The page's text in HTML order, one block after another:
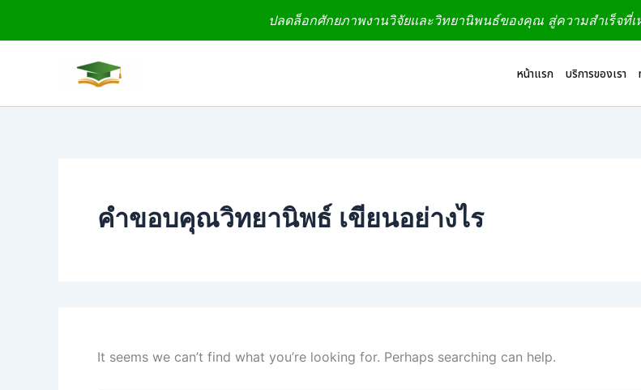
ปลดล็อกศักยภาพงานวิจัยและวิทยานิพนธ์ของคุณ สู่ความสำเร็จที่เ
หน้าแรก บริการของเรา
คำขอบคุณวิทยานิพธ์ เขียนอย่างไร
It seems we can’t find what you’re looking for. Perhaps searching can help.